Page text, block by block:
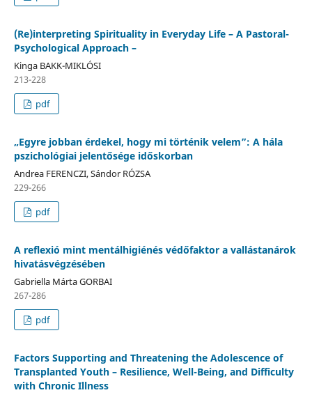
(Re)interpreting Spirituality in Everyday Life – A Pastoral-
Psychological Approach –
Kinga BAKK-MIKLÓSI
213-228
pdf
„Egyre jobban érdekel, hogy mi történik velem”: A hála
pszichológiai jelentősége időskorban
Andrea FERENCZI, Sándor RÓZSA
229-266
pdf
A reflexió mint mentálhigiénés védőfaktor a vallástanárok
hivatásvégzésében
Gabriella Márta GORBAI
267-286
pdf
Factors Supporting and Threatening the Adolescence of
Transplanted Youth – Resilience, Well-Being, and Difficulty
with Chronic Illness